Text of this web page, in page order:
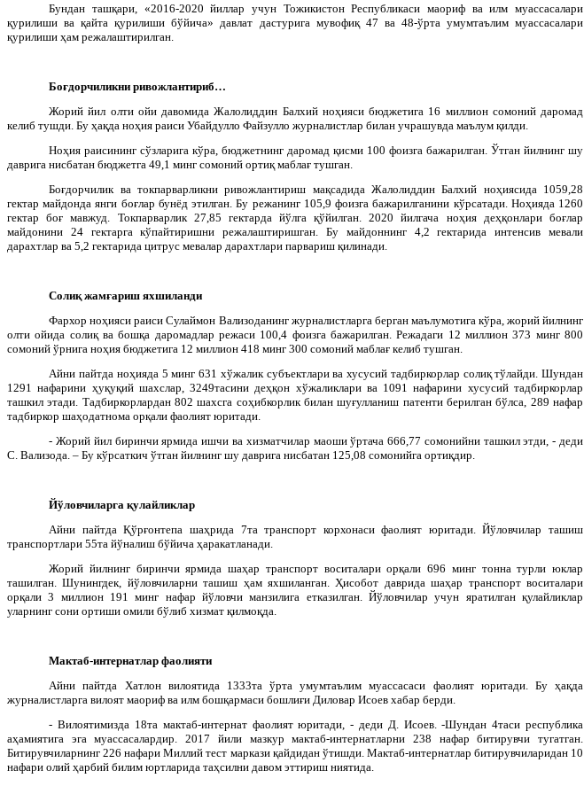
Бундан ташқари, «2016-2020 йиллар учун Тожикистон Республикаси маориф ва илм муассасалари
қурилиши ва қайта қурилиши бўйича» давлат дастурига мувофиқ 47 ва 48-ўрта умумтаълим муассасалари
қурилиши ҳам режалаштирилган.
Боғдорчиликни ривожлантириб…
Жорий йил олти ойи давомида Жалолиддин Балхий ноҳияси бюджетига 16 миллион сомоний даромад
келиб тушди. Бу ҳақда ноҳия раиси Убайдулло Файзулло журналистлар билан учрашувда маълум қилди.
Ноҳия раисининг сўзларига кўра, бюджетнинг даромад қисми 100 фоизга бажарилган. Ўтган йилнинг шу
даврига нисбатан бюджетга 49,1 минг сомоний ортиқ маблағ тушган.
Боғдорчилик ва токпарварликни ривожлантириш мақсадида Жалолиддин Балхий ноҳиясида 1059,28
гектар майдонда янги боғлар бунёд этилган. Бу режанинг 105,9 фоизга бажарилганини кўрсатади. Ноҳияда 1260
гектар боғ мавжуд. Токпарварлик 27,85 гектарда йўлга қўйилган. 2020 йилгача ноҳия деҳқонлари боғлар
майдонини 24 гектарга кўпайтиришни режалаштиришган. Бу майдоннинг 4,2 гектарида интенсив мевали
дарахтлар ва 5,2 гектарида цитрус мевалар дарахтлари парвариш қилинади.
Солиқ жамғариш яхшиланди
Фархор ноҳияси раиси Сулаймон Вализоданинг журналистларга берган маълумотига кўра, жорий йилнинг
олти ойида солиқ ва бошқа даромадлар режаси 100,4 фоизга бажарилган. Режадаги 12 миллион 373 минг 800
сомоний ўрнига ноҳия бюджетига 12 миллион 418 минг 300 сомоний маблағ келиб тушган.
Айни пайтда ноҳияда 5 минг 631 хўжалик субъектлари ва хусусий тадбиркорлар солиқ тўлайди. Шундан
1291 нафарини ҳуқуқий шахслар, 3249тасини деҳқон хўжаликлари ва 1091 нафарини хусусий тадбиркорлар
ташкил этади. Тадбиркорлардан 802 шахсга соҳибкорлик билан шуғулланиш патенти берилган бўлса, 289 нафар
тадбиркор шаҳодатнома орқали фаолият юритади.
- Жорий йил биринчи ярмида ишчи ва хизматчилар маоши ўртача 666,77 сомонийни ташкил этди, - деди
С. Вализода. – Бу кўрсаткич ўтган йилнинг шу даврига нисбатан 125,08 сомонийга ортиқдир.
Йўловчиларга қулайликлар
Айни пайтда Қўрғонтепа шаҳрида 7та транспорт корхонаси фаолият юритади. Йўловчилар ташиш
транспортлари 55та йўналиш бўйича ҳаракатланади.
Жорий йилнинг биринчи ярмида шаҳар транспорт воситалари орқали 696 минг тонна турли юклар
ташилган. Шунингдек, йўловчиларни ташиш ҳам яхшиланган. Ҳисобот даврида шаҳар транспорт воситалари
орқали 3 миллион 191 минг нафар йўловчи манзилига етказилган. Йўловчилар учун яратилган қулайликлар
уларнинг сони ортиши омили бўлиб хизмат қилмоқда.
Мактаб-интернатлар фаолияти
Айни пайтда Хатлон вилоятида 1333та ўрта умумтаълим муассасаси фаолият юритади. Бу ҳақда
журналистларга вилоят маориф ва илм бошқармаси бошлиғи Диловар Исоев хабар берди.
- Вилоятимизда 18та мактаб-интернат фаолият юритади, - деди Д. Исоев. -Шундан 4таси республика
аҳамиятига эга муассасалардир. 2017 йили мазкур мактаб-интернатларни 238 нафар битирувчи тугатган.
Битирувчиларнинг 226 нафари Миллий тест маркази қайдидан ўтишди. Мактаб-интернатлар битирувчиларидан 10
нафари олий ҳарбий билим юртларида таҳсилни давом эттириш ниятида.